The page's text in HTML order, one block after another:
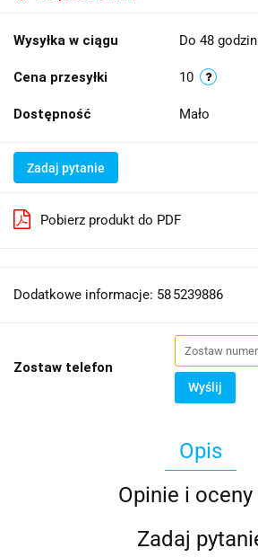
Wysyłka w ciągu Do 48 godzin
Cena przesyłki 10
Dostępność Mało
Zadaj pytanie
Pobierz produkt do PDF
Dodatkowe informacje: 58 5239886
Zostaw telefon
Wyślij
Opis
Opinie i oceny
Zadaj